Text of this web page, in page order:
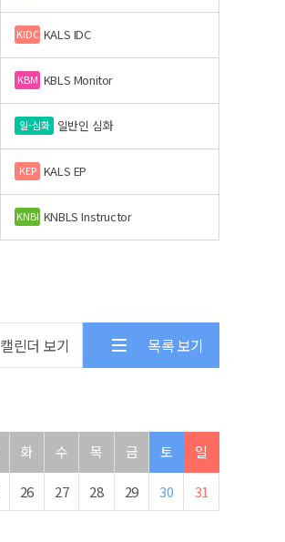
KIDC KALS IDC
KBM KBLS Monitor
일-심화 일반인 심화
KEP KALS EP
KNBI KNBLS Instructor
캘린더 보기 목록 보기
화 수 목 금 토 일
26 27 28 29 30 31